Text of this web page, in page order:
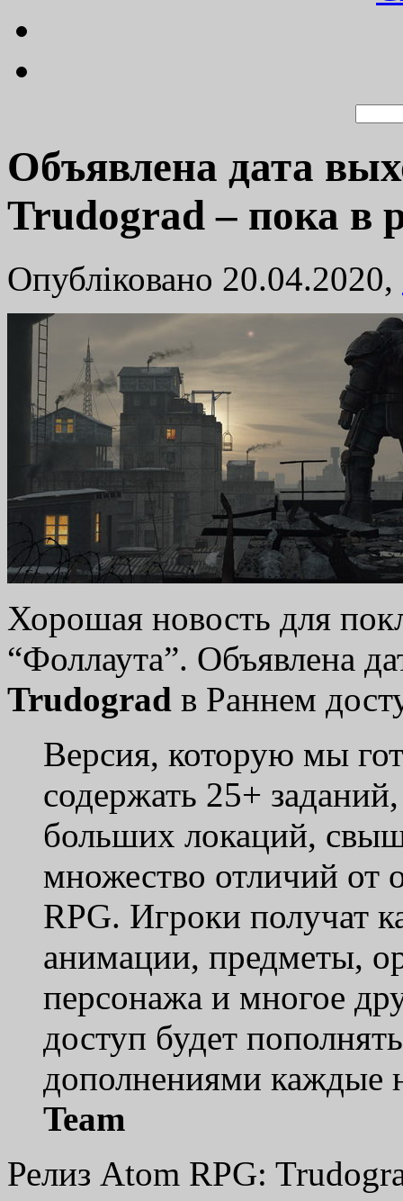
Объявлена дата
Trudograd – пока в
Опубліковано 20.04.2020,
Хорошая новость для
“Фоллаута”. Объявлена
Trudograd в Раннем
Версия, которую мы
содержать 25+
больших локаций,
множество отличий от
RPG. Игроки получат
анимации, предметы,
персонажа и многое
доступ будет
дополнениями каждые
Team
Релиз Atom RPG: